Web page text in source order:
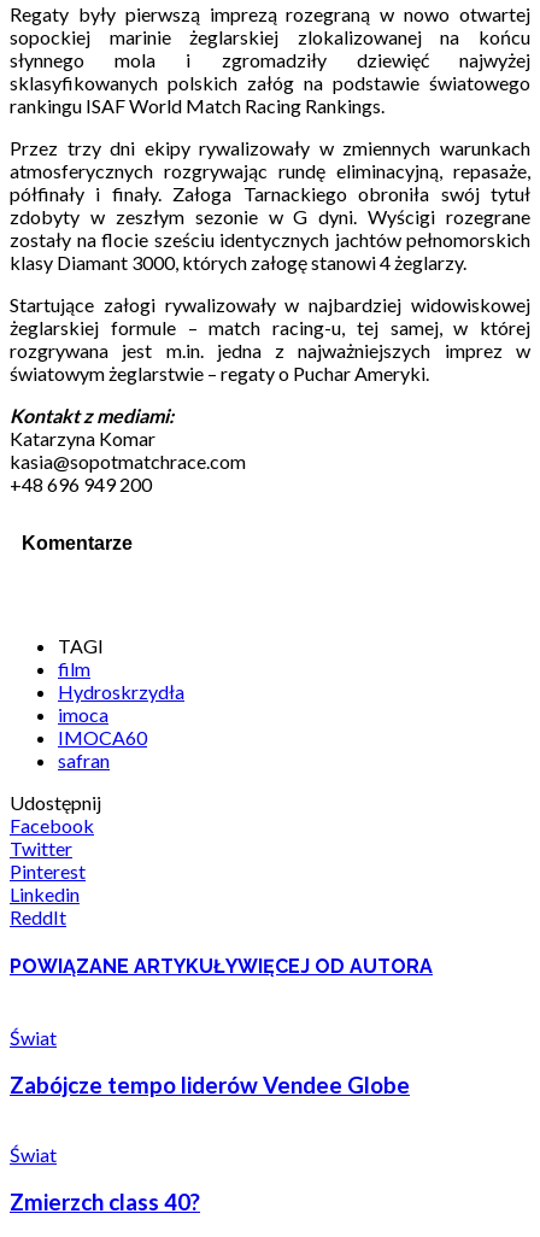
Regaty były pierwszą imprezą rozegraną w nowo otwartej
sopockiej marinie żeglarskiej zlokalizowanej na końcu
słynnego mola i zgromadziły dziewięć najwyżej
sklasyfikowanych polskich załóg na podstawie światowego
rankingu ISAF World Match Racing Rankings.
Przez trzy dni ekipy rywalizowały w zmiennych warunkach
atmosferycznych rozgrywając rundę eliminacyjną, repasaże,
półfinały i finały. Załoga Tarnackiego obroniła swój tytuł
zdobyty w zeszłym sezonie w G dyni. Wyścigi rozegrane
zostały na flocie sześciu identycznych jachtów pełnomorskich
klasy Diamant 3000, których załogę stanowi 4 żeglarzy.
Startujące załogi rywalizowały w najbardziej widowiskowej
żeglarskiej formule – match racing-u, tej samej, w której
rozgrywana jest m.in. jedna z najważniejszych imprez w
światowym żeglarstwie – regaty o Puchar Ameryki.
Kontakt z mediami:
Katarzyna Komar
kasia@sopotmatchrace.com
+48 696 949 200
Komentarze
TAGI
film
Hydroskrzydła
imoca
IMOCA60
safran
Udostępnij
Facebook
Twitter
Pinterest
Linkedin
ReddIt
POWIĄZANE ARTYKUŁYWIĘCEJ OD AUTORA
Świat
Zabójcze tempo liderów Vendee Globe
Świat
Zmierzch class 40?